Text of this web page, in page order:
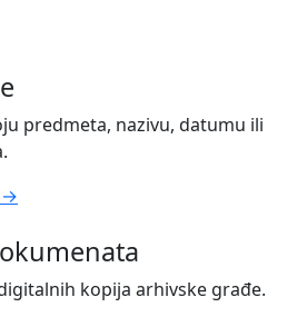
predmeta, nazivu, datumu ili
→
kopija arhivske građe.